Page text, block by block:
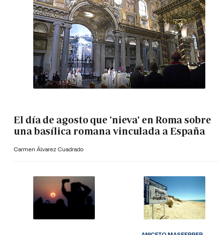
El día de agosto que 'nieva' en Roma sobre
una basílica romana vinculada a España
Carmen Álvarez Cuadrado